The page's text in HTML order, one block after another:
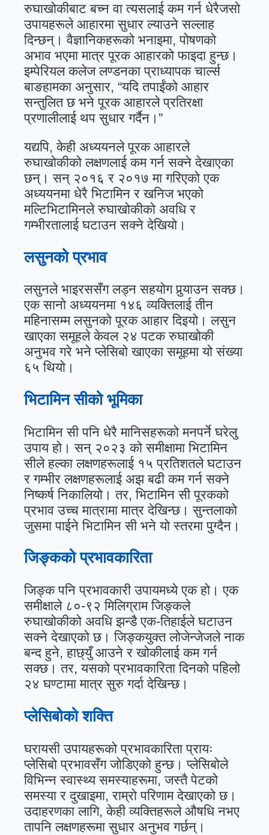
रुघाखोकीबाट बच्न वा त्यसलाई कम गर्न धेरैजसो
उपायहरूले आहारमा सुधार ल्याउने सल्लाह
दिन्छन्। वैज्ञानिकहरूको भनाइमा, पोषणको
अभाव भएमा मात्र पूरक आहारको फाइदा हुन्छ।
इम्पेरियल कलेज लण्डनका प्राध्यापक चार्ल्स
बाङहामका अनुसार, “यदि तपाईंको आहार
सन्तुलित छ भने पूरक आहारले प्रतिरक्षा
प्रणालीलाई थप सुधार गर्दैन।”
यद्यपि, केही अध्ययनले पूरक आहारले
रुघाखोकीको लक्षणलाई कम गर्न सक्ने देखाएका
छन्। सन् २०१६ र २०१७ मा गरिएको एक
अध्ययनमा धेरै भिटामिन र खनिज भएको
मल्टिभिटामिनले रुघाखोकीको अवधि र
गम्भीरतालाई घटाउन सक्ने देखियो।
लसुनको प्रभाव
लसुनले भाइरससँग लड्न सहयोग पुर्‍याउन सक्छ।
एक सानो अध्ययनमा १४६ व्यक्तिलाई तीन
महिनासम्म लसुनको पूरक आहार दिइयो। लसुन
खाएका समूहले केवल २४ पटक रुघाखोकी
अनुभव गरे भने प्लेसिबो खाएका समूहमा यो संख्या
६५ थियो।
भिटामिन सीको भूमिका
भिटामिन सी पनि धेरै मानिसहरूको मनपर्ने घरेलु
उपाय हो। सन् २०२३ को समीक्षामा भिटामिन
सीले हल्का लक्षणहरूलाई १५ प्रतिशतले घटाउन
र गम्भीर लक्षणहरूलाई अझ बढी कम गर्न सक्ने
निष्कर्ष निकालियो। तर, भिटामिन सी पूरकको
प्रभाव उच्च मात्रामा मात्र देखिन्छ। सुन्तलाको
जुसमा पाईने भिटामिन सी भने यो स्तरमा पुग्दैन।
जिङ्कको प्रभावकारिता
जिङ्क पनि प्रभावकारी उपायमध्ये एक हो। एक
समीक्षाले ८०-९२ मिलिग्राम जिङ्कले
रुघाखोकीको अवधि झन्डै एक-तिहाईले घटाउन
सक्ने देखाएको छ। जिङ्कयुक्त लोजेन्जेजले नाक
बन्द हुने, हाछ्युँ आउने र खोकीलाई कम गर्न
सक्छ। तर, यसको प्रभावकारिता दिनको पहिलो
२४ घण्टामा मात्र सुरु गर्दा देखिन्छ।
प्लेसिबोको शक्ति
घरायसी उपायहरूको प्रभावकारिता प्रायः
प्लेसिबो प्रभावसँग जोडिएको हुन्छ। प्लेसिबोले
विभिन्न स्वास्थ्य समस्याहरूमा, जस्तै पेटको
समस्या र दुखाइमा, राम्रो परिणाम देखाएको छ।
उदाहरणका लागि, केही व्यक्तिहरूले औषधि नभए
तापनि लक्षणहरूमा सुधार अनुभव गर्छन्।